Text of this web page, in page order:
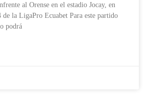
al Orense en el estadio Jocay, en
la LigaPro Ecuabet Para este partido
podrá